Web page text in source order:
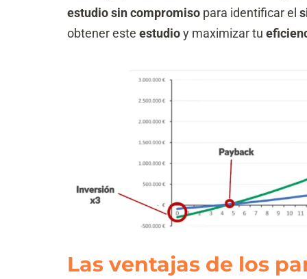
estudio sin compromiso para identificar el
obtener este estudioy maximizar tu
Las ventajas de los